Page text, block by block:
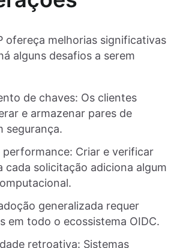
ofereça melhorias significativas
alguns desafios a serem
de chaves: Os clientes
e armazenar pares de
segurança.
performance: Criar e verificar
cada solicitação adiciona algum
generalizada requer
em todo o ecossistema OIDC.
retroativa: Sistemas